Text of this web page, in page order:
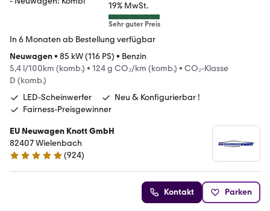
19% MwSt.
Sehr guter Preis
In 6 Monaten ab Bestellung verfügbar
Neuwagen• 85 kW (116 PS) • Benzin
5,4 l/100km (komb.) • 124 g CO₂/km (komb.) • CO₂-Klasse
D (komb.)
LED-Scheinwerfer
Neu & Konfigurierbar !
Fairness-Preisgewinner
EU Neuwagen Knott GmbH
82407 Wielenbach
4.9 Sterne
(924)
Kontakt Parken